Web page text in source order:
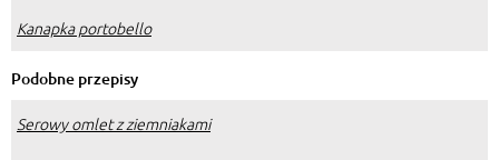
Kanapka portobello
Podobne przepisy
Serowy omlet z ziemniakami